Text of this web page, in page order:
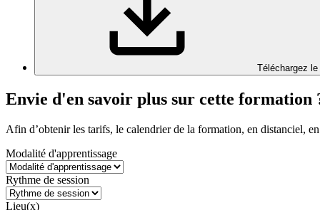
Téléchargez le
Envie d'en savoir plus sur cette formation
Afin d’obtenir les tarifs, le calendrier de la formation, en distanciel,
Modalité d'apprentissage
Rythme de session
Lieu(x)